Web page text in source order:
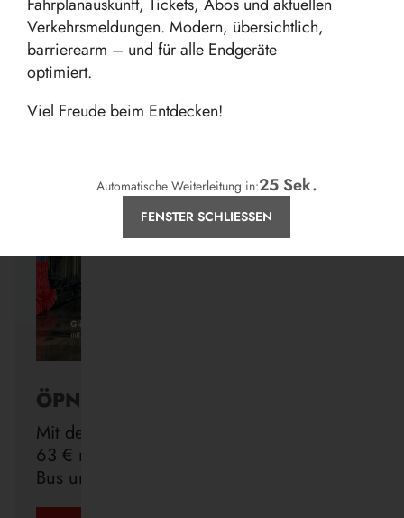
ÖPNV ist, was ihr draus macht.
Mit dem Deutschlandticket sind Sie für
63 € monatlich in ganz Deutschland mit
Bus und Bahn unterwegs.
Verkehrsmeldungen. Modern, übersichtlich,
barrierearm – und für alle Endgeräte
optimiert.
Viel Freude beim Entdecken!
FENSTER SCHLIESSEN
Automatische Weiterleitung in:24 Sek.